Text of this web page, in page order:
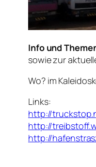
Info und
sowie zur
Wo? im
Links:
http://
http://
http://